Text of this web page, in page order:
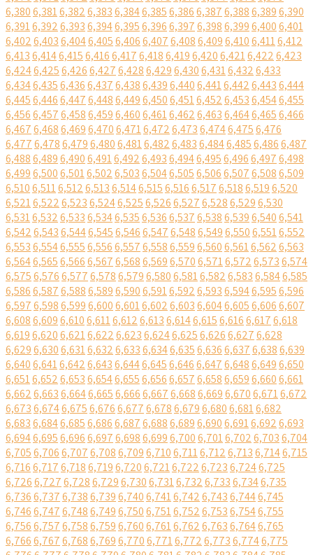
6,3806,3816,3826,3836,3846,3856,3866,3876,3886,3896,390
6,3916,3926,3936,3946,3956,3966,3976,3986,3996,4006,401
6,4026,4036,4046,4056,4066,4076,4086,4096,4106,4116,412
6,4136,4146,4156,4166,4176,4186,4196,4206,4216,4226,423
6,4246,4256,4266,4276,4286,4296,4306,4316,4326,433
6,4346,4356,4366,4376,4386,4396,4406,4416,4426,4436,444
6,4456,4466,4476,4486,4496,4506,4516,4526,4536,4546,455
6,4566,4576,4586,4596,4606,4616,4626,4636,4646,4656,466
6,4676,4686,4696,4706,4716,4726,4736,4746,4756,476
6,4776,4786,4796,4806,4816,4826,4836,4846,4856,4866,487
6,4886,4896,4906,4916,4926,4936,4946,4956,4966,4976,498
6,4996,5006,5016,5026,5036,5046,5056,5066,5076,5086,509
6,5106,5116,5126,5136,5146,5156,5166,5176,5186,5196,520
6,5216,5226,5236,5246,5256,5266,5276,5286,5296,530
6,5316,5326,5336,5346,5356,5366,5376,5386,5396,5406,541
6,5426,5436,5446,5456,5466,5476,5486,5496,5506,5516,552
6,5536,5546,5556,5566,5576,5586,5596,5606,5616,5626,563
6,5646,5656,5666,5676,5686,5696,5706,5716,5726,5736,574
6,5756,5766,5776,5786,5796,5806,5816,5826,5836,5846,585
6,5866,5876,5886,5896,5906,5916,5926,5936,5946,5956,596
6,5976,5986,5996,6006,6016,6026,6036,6046,6056,6066,607
6,6086,6096,6106,6116,6126,6136,6146,6156,6166,6176,618
6,6196,6206,6216,6226,6236,6246,6256,6266,6276,628
6,6296,6306,6316,6326,6336,6346,6356,6366,6376,6386,639
6,6406,6416,6426,6436,6446,6456,6466,6476,6486,6496,650
6,6516,6526,6536,6546,6556,6566,6576,6586,6596,6606,661
6,6626,6636,6646,6656,6666,6676,6686,6696,6706,6716,672
6,6736,6746,6756,6766,6776,6786,6796,6806,6816,682
6,6836,6846,6856,6866,6876,6886,6896,6906,6916,6926,693
6,6946,6956,6966,6976,6986,6996,7006,7016,7026,7036,704
6,7056,7066,7076,7086,7096,7106,7116,7126,7136,7146,715
6,7166,7176,7186,7196,7206,7216,7226,7236,7246,725
6,7266,7276,7286,7296,7306,7316,7326,7336,7346,735
6,7366,7376,7386,7396,7406,7416,7426,7436,7446,745
6,7466,7476,7486,7496,7506,7516,7526,7536,7546,755
6,7566,7576,7586,7596,7606,7616,7626,7636,7646,765
6,7666,7676,7686,7696,7706,7716,7726,7736,7746,775